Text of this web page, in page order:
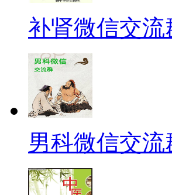
补肾微信交流
男科微信交流